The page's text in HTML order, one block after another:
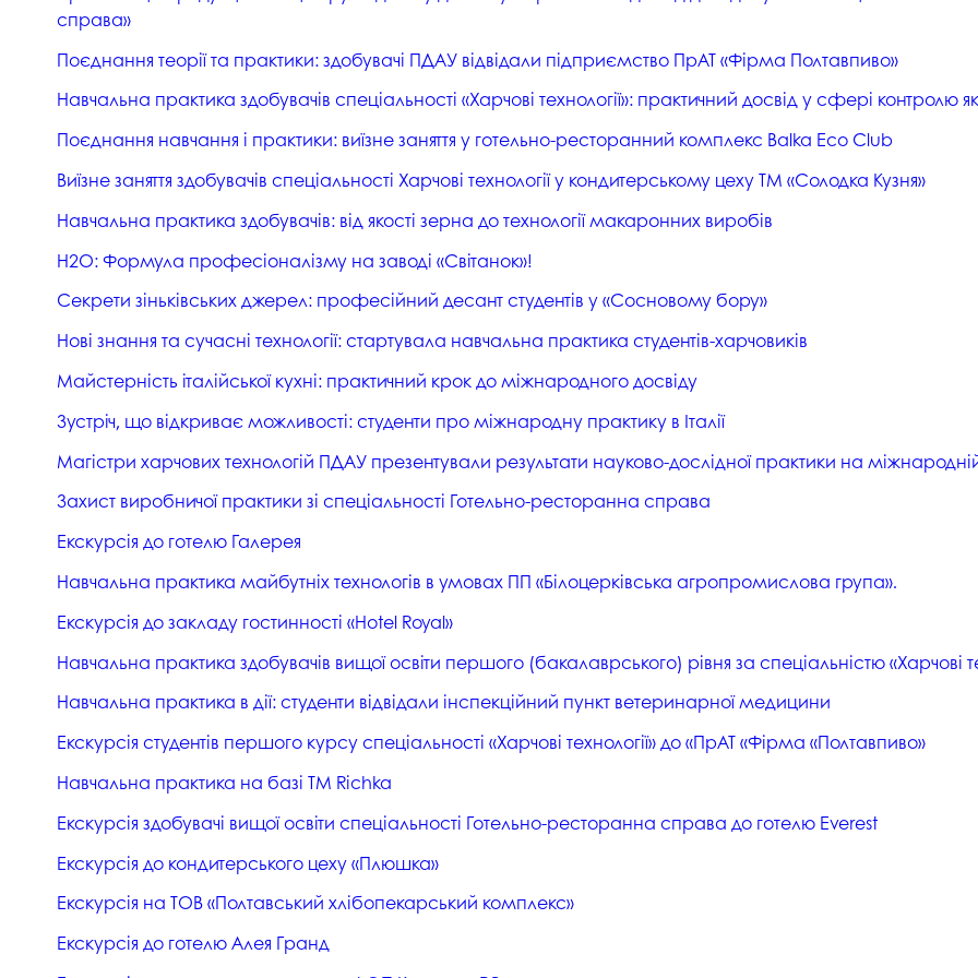
Музеї ПДАУ
Профспілка
Асоціація випускників
3D тур по університету
Наші контакти
Публічна інформація
Антикорупційна діяльність
Меморіал пам'яті
Центр впровадження індустрії
освітнього процесу
Студентське містечко ПДАУ
Навчально-наукові центри
Дорадча служба
Волонтерський центр "ПУЛЬС"
Студентське життя
Підрозділ з організації виховної
Спорт
Працевлаштування
працевлаштуванню
Скринька довіри
освіта
Опитування
Академічна
справа»
Поєднання теорії та практики: здобувачі ПДАУ відвідали підприємство ПрАТ «Фірма Полтавпиво»
Навчальна практика здобувачів спеціальності «Харчові технології»: практичний досвід у сфері контролю
Поєднання навчання і практики: виїзне заняття у готельно-ресторанний комплекс Balka Eco Club
Виїзне заняття здобувачів спеціальності Харчові технології у кондитерському цеху ТМ «Солодка Кузня»
Навчальна практика здобувачів: від якості зерна до технології макаронних виробів
Н2О: Формула професіоналізму на заводі «Світанок»!
Секрети зіньківських джерел: професійний десант студентів у «Сосновому бору»
Нові знання та сучасні технології: стартувала навчальна практика студентів-харчовиків
Майстерність італійської кухні: практичний крок до міжнародного досвіду
Зустріч, що відкриває можливості: студенти про міжнародну практику в Італії
Магістри харчових технологій ПДАУ презентували результати науково-дослідної практики на
Захист виробничої практики зі спеціальності Готельно-ресторанна справа
Екскурсія до готелю Галерея
Навчальна практика майбутніх технологів в умовах ПП «Білоцерківська агропромислова група».
Екскурсія до закладу гостинності «Hotel Royal»
Навчальна практика здобувачів вищої освіти першого (бакалаврського) рівня за спеціальністю «Харчові
Навчальна практика в дії: студенти відвідали інспекційний пункт ветеринарної медицини
Екскурсія студентів першого курсу спеціальності «Харчові технології» до «ПрАТ «Фірма «Полтавпиво»
Навчальна практика на базі ТМ Richka
Екскурсія здобувачі вищої освіти спеціальності Готельно-ресторанна справа до готелю Everest
Екскурсія до кондитерського цеху «Плюшка»
Екскурсія на ТОВ «Полтавський хлібопекарський комплекс»
Екскурсія до готелю Алея Гранд